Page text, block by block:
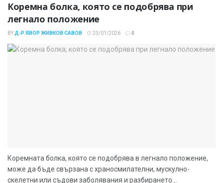
Коремна болка, която се подобрява при
легнало положение
BY Д-Р ЯВОР ЖИВКОВ САВОВ 23/01/2026 0
Коремната болка, която се подобрява в легнало положение,
може да бъде свързана с храносмилателни, мускулно-
скелетни или съдови заболявания и разбирането...